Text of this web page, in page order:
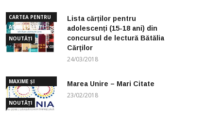
CARTEA PENTRU
ADOLESCENȚI
NOUTĂȚI
Lista cărților pentru
adolescenți (15-18 ani) din
concursul de lectură Bătălia
Cărților
24/03/2018
MAXIME ȘI
CUGETĂRI
NOUTĂȚI
Marea Unire – Mari Citate
23/02/2018